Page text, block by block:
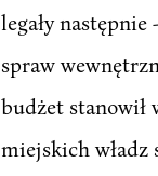
legały
spraw
budżet stanowił
miejskich władz